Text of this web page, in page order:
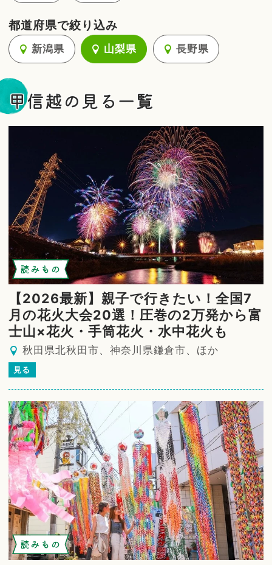
都道府県で絞り込み
新潟県 山梨県 長野県
甲信越の見る一覧
読みもの
【2026最新】親子で行きたい！全国7
月の花火大会20選！圧巻の2万発から富
士山×花火・手筒花火・水中花火も
秋田県北秋田市、神奈川県鎌倉市、ほか
見る
読みもの